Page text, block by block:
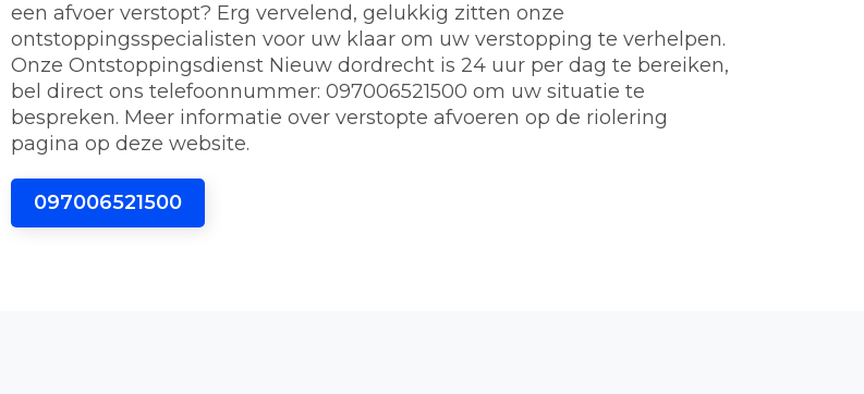
een afvoer verstopt? Erg vervelend, gelukkig zitten onze
ontstoppingsspecialisten voor uw klaar om uw verstopping te verhelpen.
Onze Ontstoppingsdienst Nieuw dordrecht is 24 uur per dag te bereiken,
bel direct ons telefoonnummer: 097006521500 om uw situatie te
bespreken. Meer informatie over verstopte afvoeren op de riolering
pagina op deze website.
097006521500